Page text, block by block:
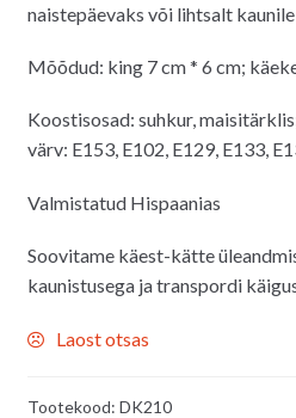
naistepäevaks või lihtsalt
Mõõdud: king 7 cm * 6 cm;
Koostisosad: suhkur, maisitärklis
värv: E153, E102, E129, E133,
Valmistatud Hispaanias
Soovitame käest-kätte
kaunistusega ja transpordi
Laost otsas
Tootekood: DK210